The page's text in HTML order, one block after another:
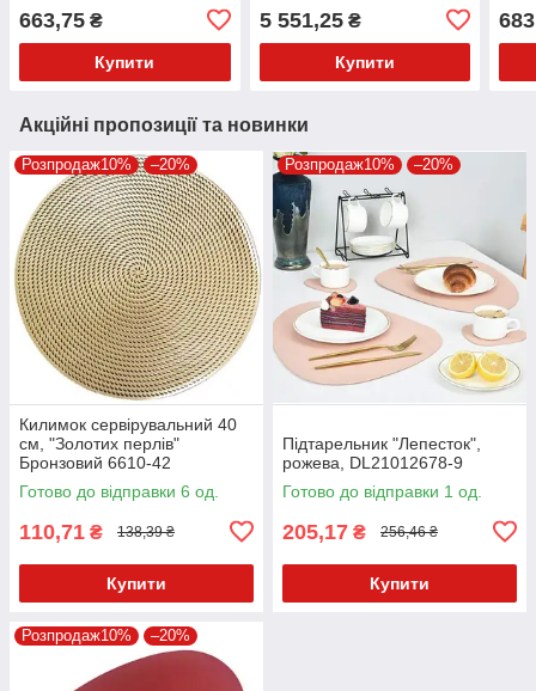
663,75 ₴
Купити
5 551,25₴
Купити
Акційні пропозиції та новинки
Розпродаж10% –20%
Килимок сервірувальний 40
см, "Золотих перлів"
Бронзовий 6610-42
Готово до відправки 6 од.
110,71 ₴ 138,39 ₴
Купити
Розпродаж10% –20%
Підтарельник "Лепесток",
рожева, DL21012678-9
Готово до відправки 1 од.
205,17 ₴ 256,46 ₴
Купити
Розпродаж10% –20%